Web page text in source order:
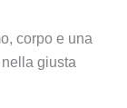
corpo e una
giusta